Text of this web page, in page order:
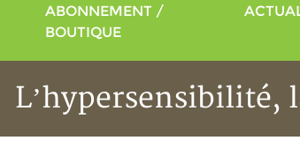
ABONNEMENT /
BOUTIQUE
L’hypersensibilité,